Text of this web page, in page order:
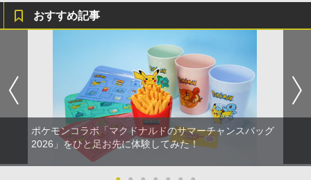
おすすめ記事
ポケモンコラボ「マクドナルドのサマーチャンスバッグ
2026」をひと足お先に体験してみた！